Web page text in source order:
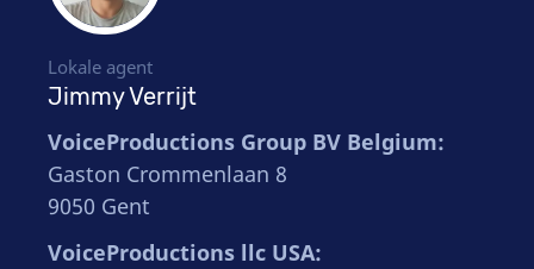
Lokale agent
Jimmy Verrijt
VoiceProductions Group BV Belgium:
Gaston Crommenlaan 8
9050 Gent
VoiceProductions llc USA: